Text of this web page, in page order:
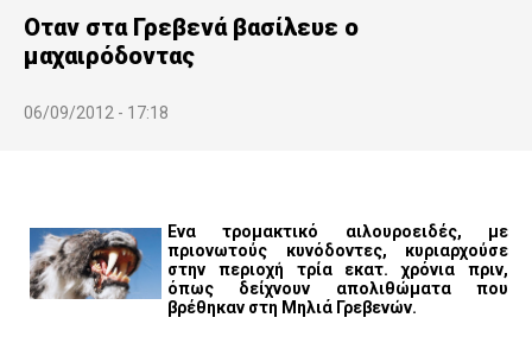
Οταν στα Γρεβενά βασίλευε ο
μαχαιρόδοντας
06/09/2012 - 17:18
Ενα τρομακτικό αιλουροειδές, με
πριονωτούς κυνόδοντες, κυριαρχούσε
στην περιοχή τρία εκατ. χρόνια πριν,
όπως δείχνουν απολιθώματα που
βρέθηκαν στη Μηλιά Γρεβενών.